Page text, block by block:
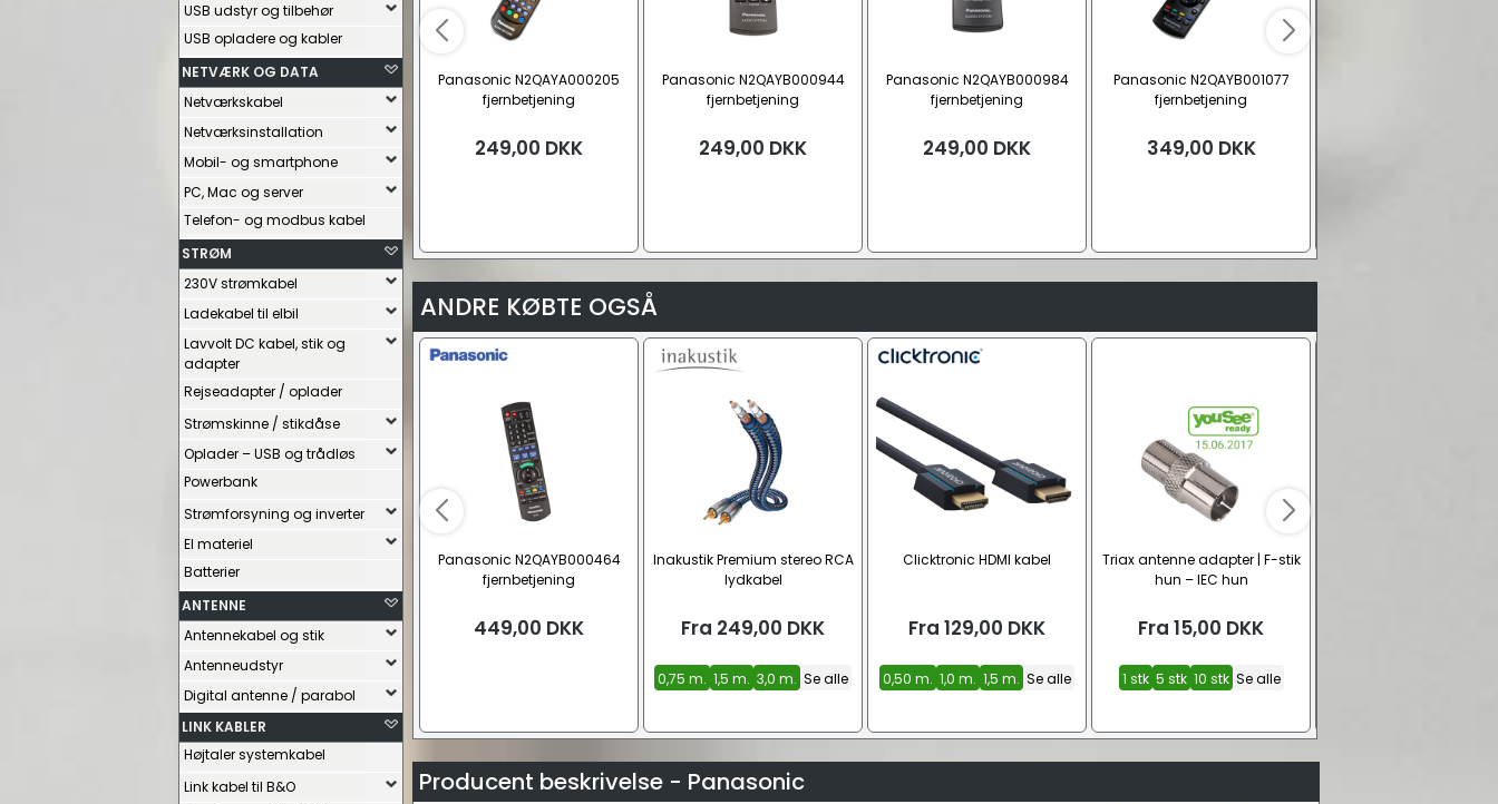
USB udstyr og tilbehør
USB opladere og kabler
NETVÆRK OG DATA
Netværkskabel
Netværksinstallation
Mobil- og smartphone
PC, Mac og server
Telefon- og modbus kabel
STRØM
230V strømkabel
Ladekabel til elbil
Lavvolt DC kabel, stik og
adapter
Rejseadapter / oplader
Strømskinne / stikdåse
Oplader – USB og trådløs
Powerbank
Strømforsyning og inverter
El materiel
Batterier
ANTENNE
Antennekabel og stik
Antenneudstyr
Digital antenne / parabol
LINK KABLER
Højtaler systemkabel
Link kabel til B&O
Panasonic N2QAYA000205
fjernbetjening
249,00 DKK
Panasonic N2QAYB000944
fjernbetjening
249,00 DKK
Panasonic N2QAYB000984
fjernbetjening
249,00 DKK
Panasonic N2QAYB001077
fjernbetjening
349,00 DKK
ANDRE KØBTE OGSÅ
Panasonic N2QAYB000464
fjernbetjening
449,00 DKK
Inakustik Premium stereo RCA
lydkabel
Fra 249,00 DKK
0,75 m. 1,5 m. 3,0 m. Se alle
Clicktronic HDMI kabel
Fra 129,00 DKK
0,50 m. 1,0 m. 1,5 m. Se alle
Triax antenne adapter | F-stik
hun – IEC hun
Fra 15,00 DKK
1 stk 5 stk 10 stk Se alle
Producent beskrivelse - Panasonic